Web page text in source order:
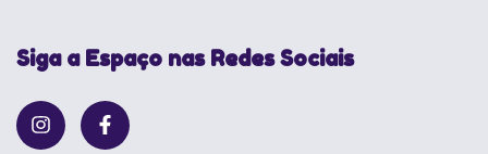
Siga a Espaço nas Redes Sociais